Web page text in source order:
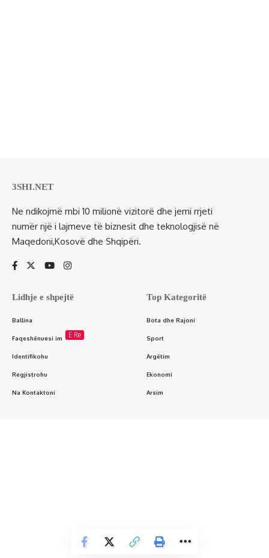
3SHI.NET
Ne ndikojmë mbi 10 milionë vizitorë dhe jemi rrjeti
numër një i lajmeve të biznesit dhe teknologjisë në
Maqedoni,Kosovë dhe Shqipëri.
Lidhje e shpejtë
Ballina
Faqeshënuesi im E Re
Identifikohu
Regjistrohu
Na Kontaktoni
Top Kategoritë
Bota dhe Rajoni
Sport
Argëtim
Ekonomi
Arsim